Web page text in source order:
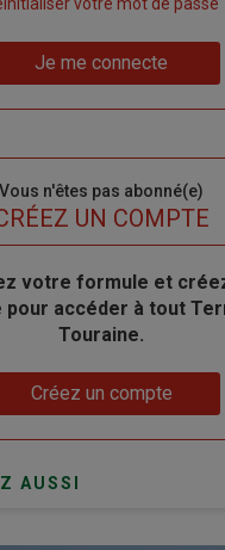
Je me connecte
Vous n'êtes pas abonné(e)
UN COMPTE
votre formule et
pour accéder à tout
Touraine.
Créez un compte
AUSSI